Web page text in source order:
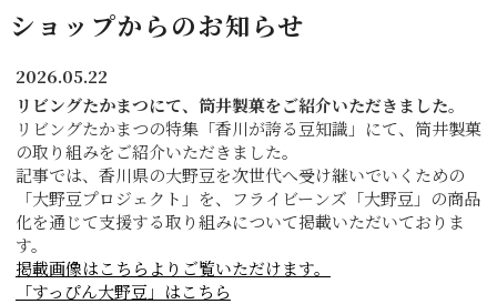
ショップからのお知らせ
2026.05.22
リビングたかまつにて、筒井製菓をご紹介いただきました。
リビングたかまつの特集「香川が誇る豆知識」にて、筒井製菓
の取り組みをご紹介いただきました。
記事では、香川県の大野豆を次世代へ受け継いでいくための
「大野豆プロジェクト」を、フライビーンズ「大野豆」の商品
化を通じて支援する取り組みについて掲載いただいておりま
す。
掲載画像はこちらよりご覧いただけます。
「すっぴん大野豆」はこちら